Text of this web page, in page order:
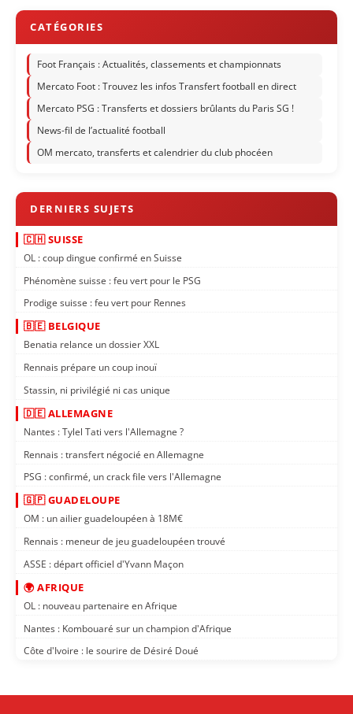
Foot Français : Actualités, classements et championnats
Mercato Foot : Trouvez les infos Transfert football en direct
Mercato PSG : Transferts et dossiers brûlants du Paris SG !
News-fil de l’actualité football
OM mercato, transferts et calendrier du club phocéen
🇨🇭 SUISSE
OL : coup dingue confirmé en Suisse
Phénomène suisse : feu vert pour le PSG
Prodige suisse : feu vert pour Rennes
🇧🇪 BELGIQUE
Benatia relance un dossier XXL
Rennais prépare un coup inouï
Stassin, ni privilégié ni cas unique
🇩🇪 ALLEMAGNE
Nantes : Tylel Tati vers l'Allemagne ?
Rennais : transfert négocié en Allemagne
PSG : confirmé, un crack file vers l'Allemagne
🇬🇵 GUADELOUPE
OM : un ailier guadeloupéen à 18M€
Rennais : meneur de jeu guadeloupéen trouvé
ASSE : départ officiel d'Yvann Maçon
🌍 AFRIQUE
OL : nouveau partenaire en Afrique
Nantes : Kombouaré sur un champion d'Afrique
Côte d'Ivoire : le sourire de Désiré Doué